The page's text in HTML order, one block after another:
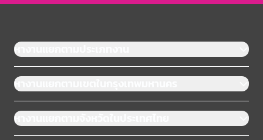
หางานแยกตามประเภทงาน
หางานแยกตามเขตในกรุงเทพมหานคร
หางานแยกตามจังหวัดในประเทศไทย